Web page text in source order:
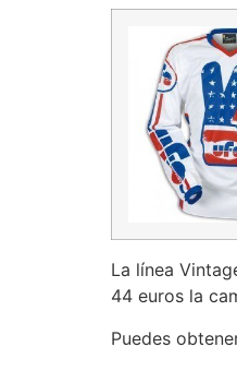
La línea
44 euros la
Puedes